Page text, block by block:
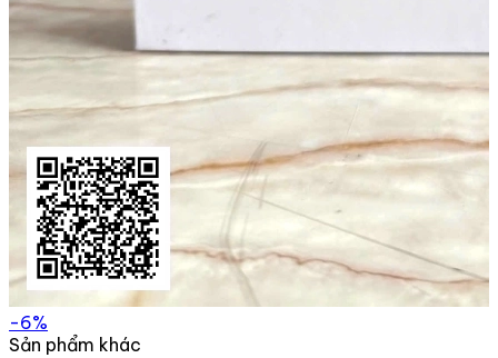
-6%
Sản phẩm khác